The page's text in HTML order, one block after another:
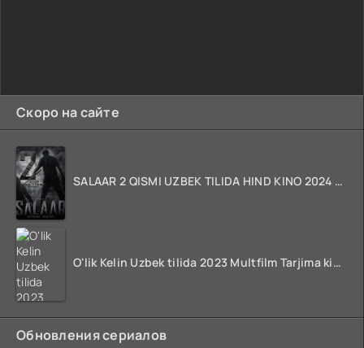
Скоро на сайте
SALAAR 2 QISMI UZBEK TILIDA HIND KINO 2024 TARJIMA 720p HD Skachat
O'lik Kelin Uzbek tilida 2023 Multfilm Tarjima kino skachat
Обновления сериалов